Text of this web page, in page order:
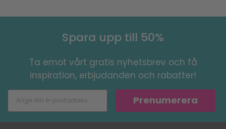
Spara upp till 50%
Ta emot vårt gratis nyhetsbrev och få
inspiration, erbjudanden och rabatter!
Prenumerera